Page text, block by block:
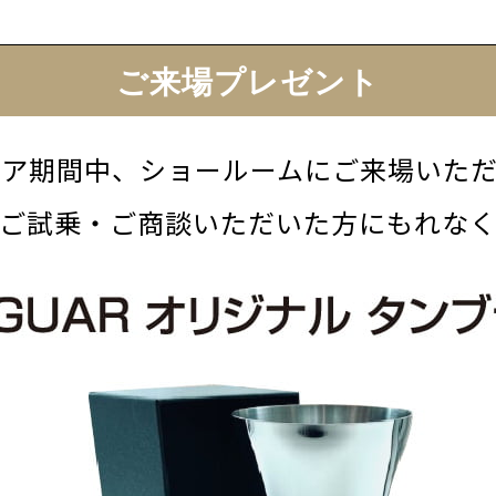
ご来場プレゼント
期間中、ショールームにご来場いた
ご試乗・ご商談いただいた方にもれなく